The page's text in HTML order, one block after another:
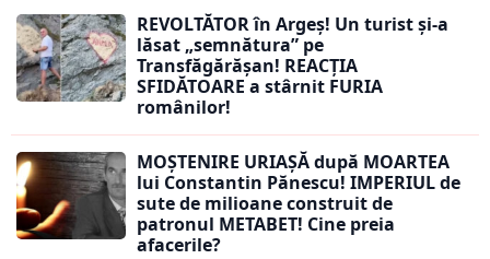
REVOLTĂTOR în Argeș! Un turist și-a
lăsat „semnătura” pe
Transfăgărășan! REACȚIA
SFIDĂTOARE a stârnit FURIA
românilor!
MOȘTENIRE URIAȘĂ după MOARTEA
lui Constantin Pănescu! IMPERIUL de
sute de milioane construit de
patronul METABET! Cine preia
afacerile?